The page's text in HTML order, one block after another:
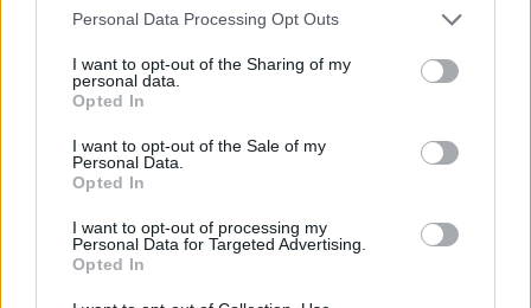
Personal Data Processing Opt Outs
I want to opt-out of the Sharing of my
personal data.
Opted In
I want to opt-out of the Sale of my
Personal Data.
Opted In
I want to opt-out of processing my
Personal Data for Targeted Advertising.
Opted In
Cusio (1)